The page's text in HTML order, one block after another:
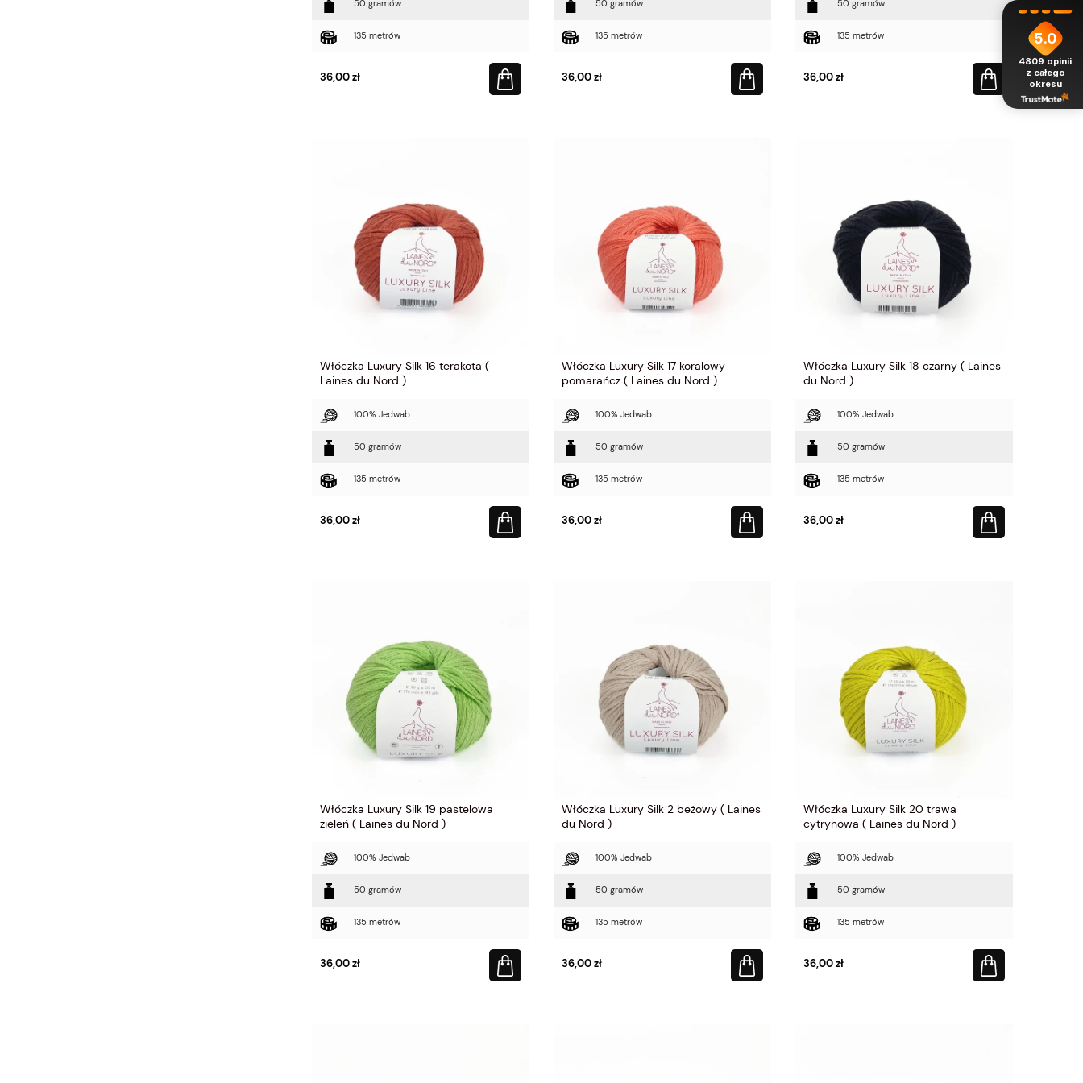
50 gramów
135 metrów
36,00 zł
50 gramów
135 metrów
36,00 zł
50 gramów
135 metrów
36,00 zł
Włóczka Luxury Silk 16 terakota (
Laines du Nord )
100% Jedwab
50 gramów
135 metrów
36,00 zł
Włóczka Luxury Silk 17 koralowy
pomarańcz ( Laines du Nord )
100% Jedwab
50 gramów
135 metrów
36,00 zł
Włóczka Luxury Silk 18 czarny ( Laines
du Nord )
100% Jedwab
50 gramów
135 metrów
36,00 zł
Włóczka Luxury Silk 19 pastelowa
zieleń ( Laines du Nord )
100% Jedwab
50 gramów
135 metrów
36,00 zł
Włóczka Luxury Silk 2 beżowy ( Laines
du Nord )
100% Jedwab
50 gramów
135 metrów
36,00 zł
Włóczka Luxury Silk 20 trawa
cytrynowa ( Laines du Nord )
100% Jedwab
50 gramów
135 metrów
36,00 zł
5.0
4809 opinii
z całego
okresu